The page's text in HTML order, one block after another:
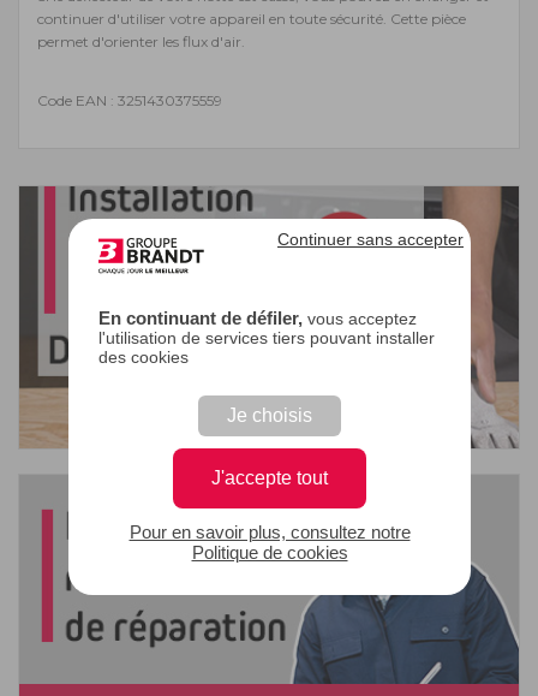
En continuant de défiler,vous acceptez
l'utilisation de services tiers pouvant installer
des cookies
Je choisis
J'accepte tout
Continuer sans accepter
Pour en savoir plus, consultez notre
Politique de cookies
continuer d'utiliser votre appareil en toute sécurité. Cette pièce
permet d'orienter les flux d'air.
Code EAN : 3251430375559